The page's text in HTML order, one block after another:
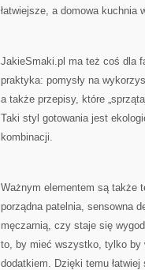
łatwiejsze, a domowa kuchnia
JakieSmaki.pl ma też coś dla
praktyka: pomysły na
a także przepisy, które
Taki styl gotowania jest
kombinacji.
Ważnym elementem są także
porządna patelnia, sensowna
męczarnią, czy staje się
to, by mieć wszystko, tylko by
dodatkiem. Dzięki temu